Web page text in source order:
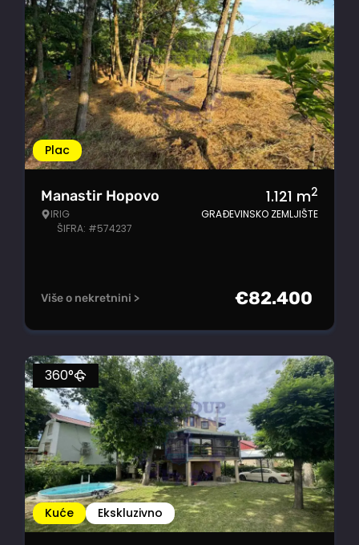
Plac
Manastir Hopovo
IRIG
ŠIFRA: #574237
1.121 m2
GRAĐEVINSKO ZEMLJIŠTE
Više o nekretnini > €82.400
Kuće Ekskluzivno
360°